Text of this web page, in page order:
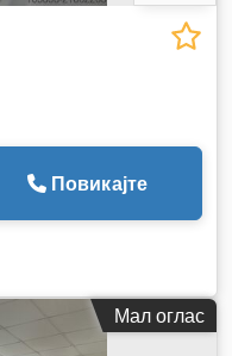
Повикајте
Мал оглас